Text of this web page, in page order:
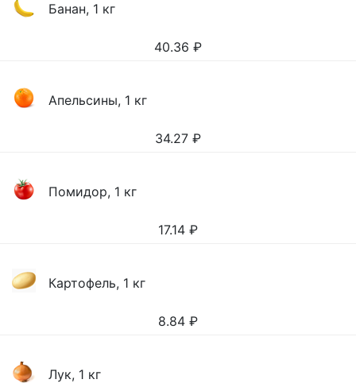
Банан, 1 кг
40.36 ₽
Апельсины, 1 кг
34.27 ₽
Помидор, 1 кг
17.14 ₽
Картофель, 1 кг
8.84 ₽
Лук, 1 кг